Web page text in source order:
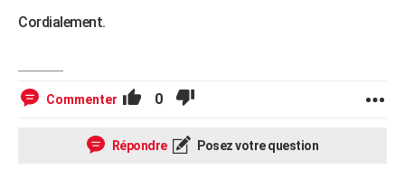
Cordialement.
Commenter 0
Répondre Posez votre question